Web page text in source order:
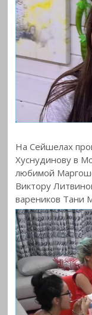
На Сейшелах
Хуснудинову в
любимой
Виктору
вареников Тани